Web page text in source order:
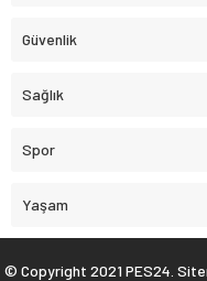
Güvenlik
Sağlık
Spor
Yaşam
© Copyright 2021 PES24.